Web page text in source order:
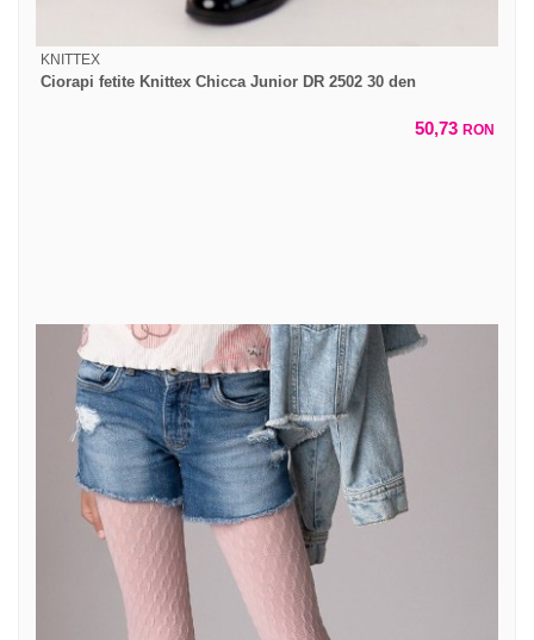
KNITTEX
Ciorapi fetite Knittex Chicca Junior DR 2502 30 den
50,73 RON